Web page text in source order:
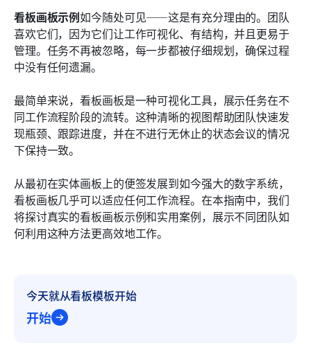
看板画板示例如今随处可见——这是有充分理由的。团队
喜欢它们，因为它们让工作可视化、有结构，并且更易于
管理。任务不再被忽略，每一步都被仔细规划，确保过程
中没有任何遗漏。
最简单来说，看板画板是一种可视化工具，展示任务在不
同工作流程阶段的流转。这种清晰的视图帮助团队快速发
现瓶颈、跟踪进度，并在不进行无休止的状态会议的情况
下保持一致。
从最初在实体画板上的便签发展到如今强大的数字系统，
看板画板几乎可以适应任何工作流程。在本指南中，我们
将探讨真实的看板画板示例和实用案例，展示不同团队如
何利用这种方法更高效地工作。
今天就从看板模板开始
开始
实体与数字看板画板示例
看板泳道示例
结论
常见问题
相关阅读